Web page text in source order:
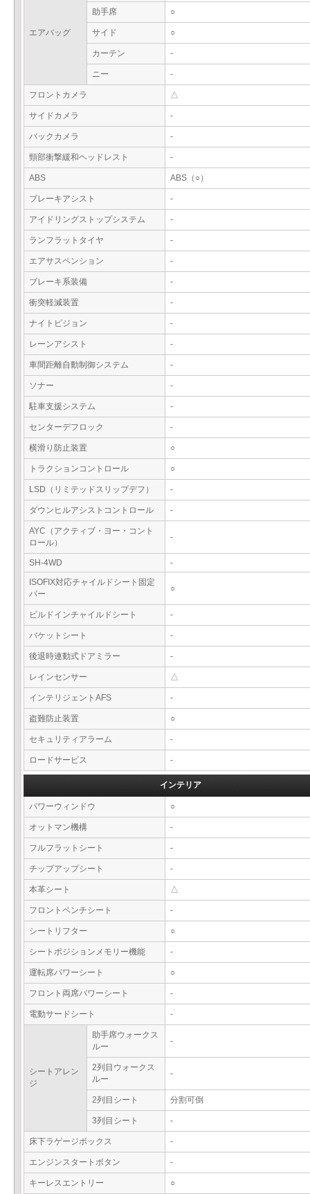
エアバッグ
助手席 ○
サイド ○
カーテン -
ニー -
フロントカメラ △
サイドカメラ -
バックカメラ -
頸部衝撃緩和ヘッドレスト -
ABS ABS（○）
ブレーキアシスト -
アイドリングストップシステム -
ランフラットタイヤ -
エアサスペンション -
ブレーキ系装備 -
衝突軽減装置 -
ナイトビジョン -
レーンアシスト -
車間距離自動制御システム -
ソナー -
駐車支援システム -
センターデフロック -
横滑り防止装置 ○
トラクションコントロール ○
LSD（リミテッドスリップデフ） -
ダウンヒルアシストコントロール -
AYC（アクティブ・ヨー・コント
ロール）
-
SH-4WD
-
ISOFIX対応チャイルドシート固定
バー
○
ビルドインチャイルドシート -
バケットシート -
後退時連動式ドアミラー -
レインセンサー △
インテリジェントAFS -
盗難防止装置 ○
セキュリティアラーム -
ロードサービス -
インテリア
パワーウィンドウ ○
オットマン機構 -
フルフラットシート -
チップアップシート -
本革シート △
フロントベンチシート -
シートリフター ○
シートポジションメモリー機能 -
運転席パワーシート ○
フロント両席パワーシート -
電動サードシート -
シートアレン
ジ
助手席ウォークス
ルー
-
2列目ウォークス
ルー
-
2列目シート 分割可倒
3列目シート -
床下ラゲージボックス -
エンジンスタートボタン -
キーレスエントリー ○